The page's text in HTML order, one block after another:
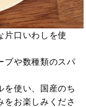
片口いわしを使
ブや数種類のスパ
を使い、国産のち
をお楽しみくださ